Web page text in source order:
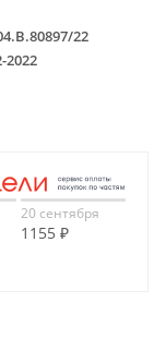
22
2022
20 сентября
1155 ₽